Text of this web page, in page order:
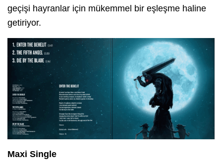
geçişi hayranlar için mükemmel bir eşleşme haline
getiriyor.
Maxi Single